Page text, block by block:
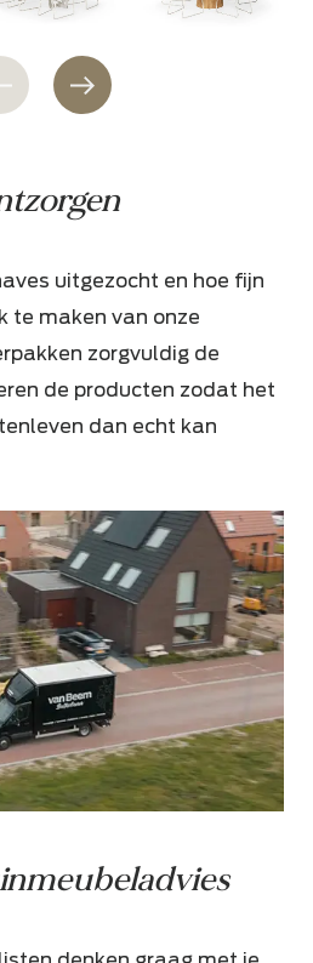
uitgezocht en hoe fijn
te maken van onze
zorgvuldig de
de producten zodat het
dan echt kan